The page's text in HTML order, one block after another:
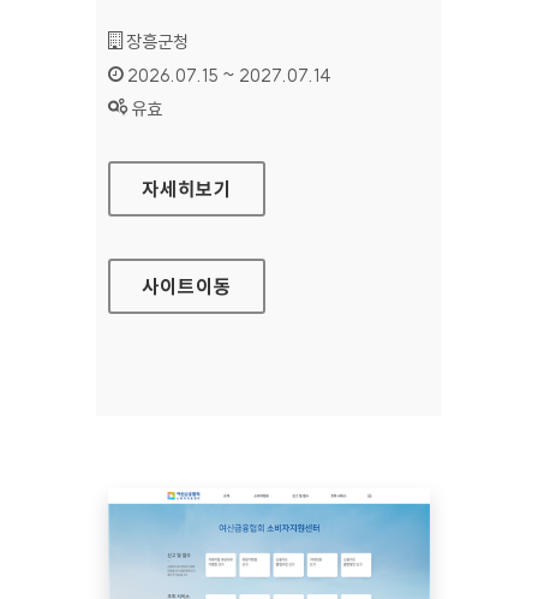
기관명 :
장흥군청
인증기간 :
2026.07.15 ~ 2027.07.14
상태 :
유효
장흥군청
자세히보기
사이트이동